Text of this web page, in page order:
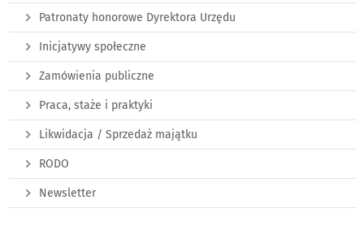
Patronaty honorowe Dyrektora Urzędu
Inicjatywy społeczne
Zamówienia publiczne
Praca, staże i praktyki
Likwidacja / Sprzedaż majątku
RODO
Newsletter